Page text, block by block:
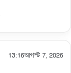
13:16আগস্ট 7, 2026